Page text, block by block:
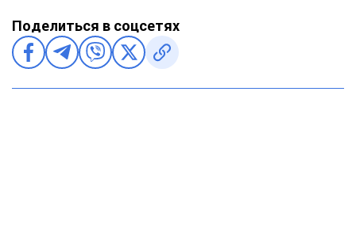
Поделиться в соцсетях